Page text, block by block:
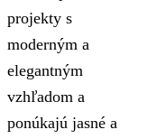
projekty s
moderným a
elegantným
vzhľadom a
ponúkajú jasné a